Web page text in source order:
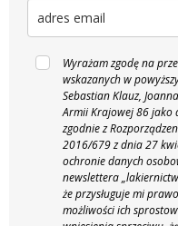
Wyrażam zgodę na
wskazanych w
Sebastian Klauz,
Armii Krajowej 86 jako
zgodnie z
2016/679 z dnia 27
ochronie danych
newslettera
że przysługuje mi
możliwości ich